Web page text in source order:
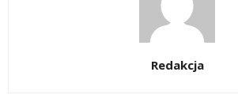
Redakcja